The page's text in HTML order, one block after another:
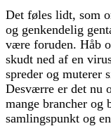
Det føles lidt, som
og genkendelig
være foruden. Håb
skudt ned af en
spreder og muterer
Desværre er det nu
mange brancher og
samlingspunkt og